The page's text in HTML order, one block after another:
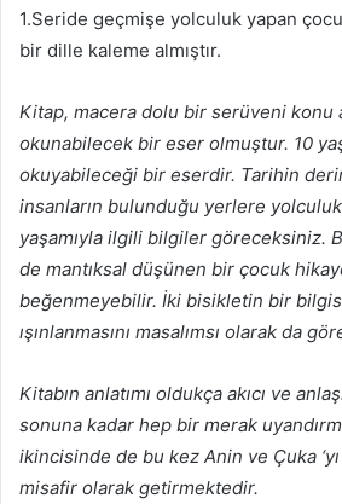
1.Seride geçmişe yolculuk yapan
bir dille kaleme almıştır.
Kitap, macera dolu bir serüveni konu
okunabilecek bir eser olmuştur. 10
okuyabileceği bir eserdir. Tarihin
insanların bulunduğu yerlere
yaşamıyla ilgili bilgiler göreceksiniz.
de mantıksal düşünen bir çocuk
beğenmeyebilir. İki bisikletin bir
ışınlanmasını masalımsı olarak da
Kitabın anlatımı oldukça akıcı ve
sonuna kadar hep bir merak
ikincisinde de bu kez Anin ve Çuka ‘yı
misafir olarak getirmektedir.